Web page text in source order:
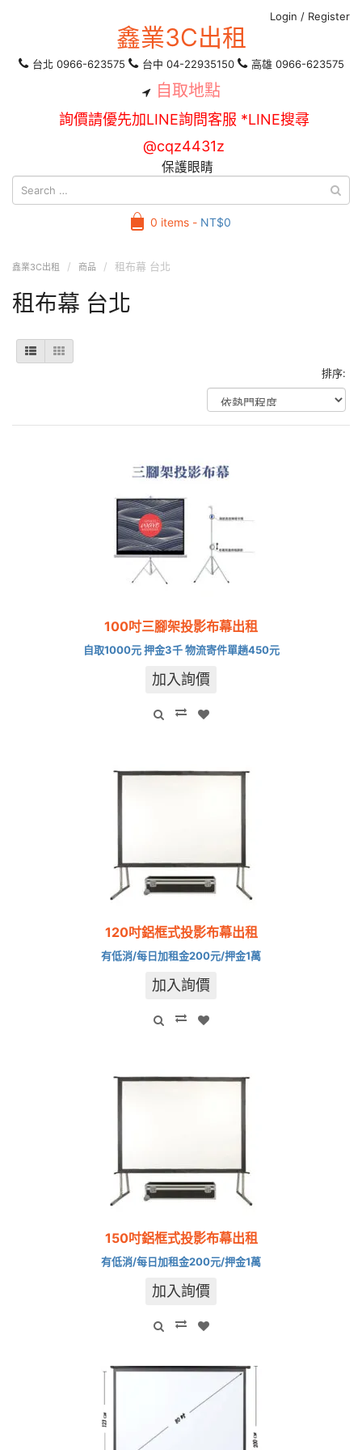
Login / Register
鑫業3C出租
台北 0966-623575 台中 04-22935150 高雄 0966-623575
自取地點
詢價請優先加LINE詢問客服 *LINE搜尋
@cqz4431z
保護眼睛
0 items - NT$0
鑫業3C出租 商品 租布幕 台北
租布幕 台北
排序:
100吋三腳架投影布幕出租
自取1000元 押金3千 物流寄件單趟450元
加入詢價
120吋鋁框式投影布幕出租
有低消/每日加租金200元/押金1萬
加入詢價
150吋鋁框式投影布幕出租
有低消/每日加租金200元/押金1萬
加入詢價